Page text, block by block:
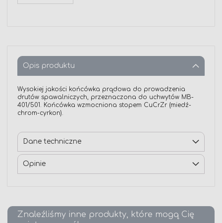
Opis produktu
Wysokiej jakości końcówka prądowa do prowadzenia
drutów spawalniczych, przeznaczona do uchwytów MB-
401/501. Końcówka wzmocniona stopem CuCrZr (miedź-
chrom-cyrkon).
Dane techniczne
Opinie
Znaleźliśmy inne produkty, które mogą Cię